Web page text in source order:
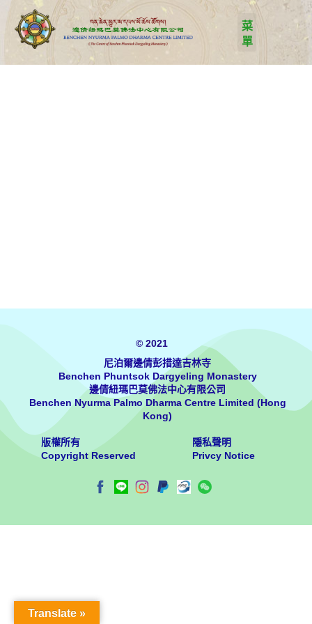
© 2021
尼泊爾邊倩彭措達吉林寺
Benchen Phuntsok Dargyeling Monastery
邊倩紐瑪巴莫佛法中心有限公司
Benchen Nyurma Palmo Dharma Centre Limited (Hong
Kong)
版權所有
Copyright Reserved
隱私聲明
Privcy Notice
Translate »